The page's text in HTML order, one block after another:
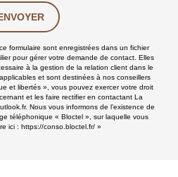
formulaire sont enregistrées dans un fichier
pour gérer votre demande de contact. Elles
à la gestion de la relation client dans le
et sont destinées à nos conseillers
et libertés », vous pouvez exercer votre droit
et les faire rectifier en contactant La
Nous vous informons de l’existence de
téléphonique « Bloctel », sur laquelle vous
ici : https://conso.bloctel.fr/»